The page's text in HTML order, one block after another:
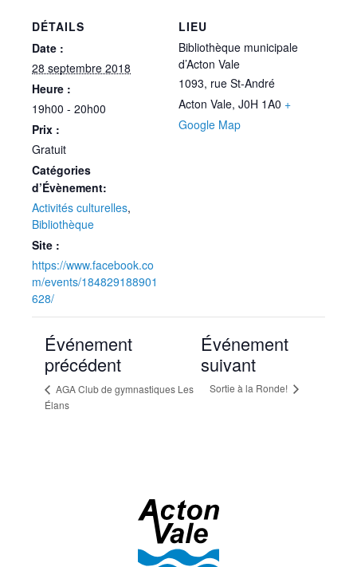
DÉTAILS
Date :
28 septembre 2018
Heure :
19h00 - 20h00
Prix :
Gratuit
Catégories
d’Évènement:
Activités culturelles,
Bibliothèque
Site :
https://www.facebook.co
m/events/184829188901
628/
LIEU
Bibliothèque municipale
d’Acton Vale
1093, rue St-André
Acton Vale, J0H 1A0 +
Google Map
Événement
précédent
AGA Club de gymnastiques Les
Élans
Événement
suivant
Sortie à la Ronde!